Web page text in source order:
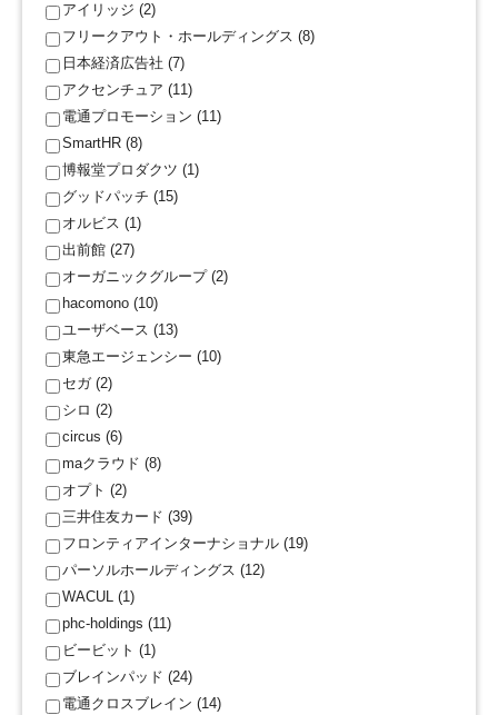
アイリッジ (2)
フリークアウト・ホールディングス (8)
日本経済広告社 (7)
アクセンチュア (11)
電通プロモーション (11)
SmartHR (8)
博報堂プロダクツ (1)
グッドパッチ (15)
オルビス (1)
出前館 (27)
オーガニックグループ (2)
hacomono (10)
ユーザベース (13)
東急エージェンシー (10)
セガ (2)
シロ (2)
circus (6)
maクラウド (8)
オプト (2)
三井住友カード (39)
フロンティアインターナショナル (19)
パーソルホールディングス (12)
WACUL (1)
phc-holdings (11)
ビービット (1)
ブレインパッド (24)
電通クロスブレイン (14)